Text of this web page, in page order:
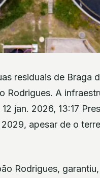
residuais de Braga
Rodrigues. A
jan. 2026, 13:17
apesar de o
Rodrigues,